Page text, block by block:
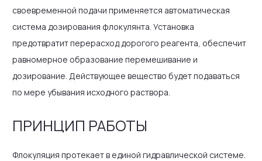
своевременной подачи применяется автоматическая
система дозирования флокулянта. Установка
предотвратит перерасход дорогого реагента, обеспечит
равномерное образование перемешивание и
дозирование. Действующее вещество будет подаваться
по мере убывания исходного раствора.
ПРИНЦИП РАБОТЫ
Флокуляция протекает в единой гидравлической системе.